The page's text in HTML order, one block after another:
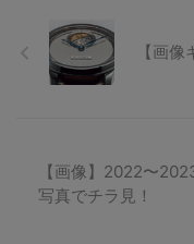
【画像
【画像】2022〜
写真でチラ見！